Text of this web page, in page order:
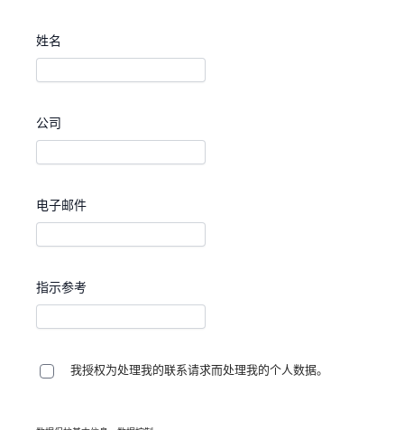
姓名
公司
电子邮件
指示参考
我授权为处理我的联系请求而处理我的个人数据。